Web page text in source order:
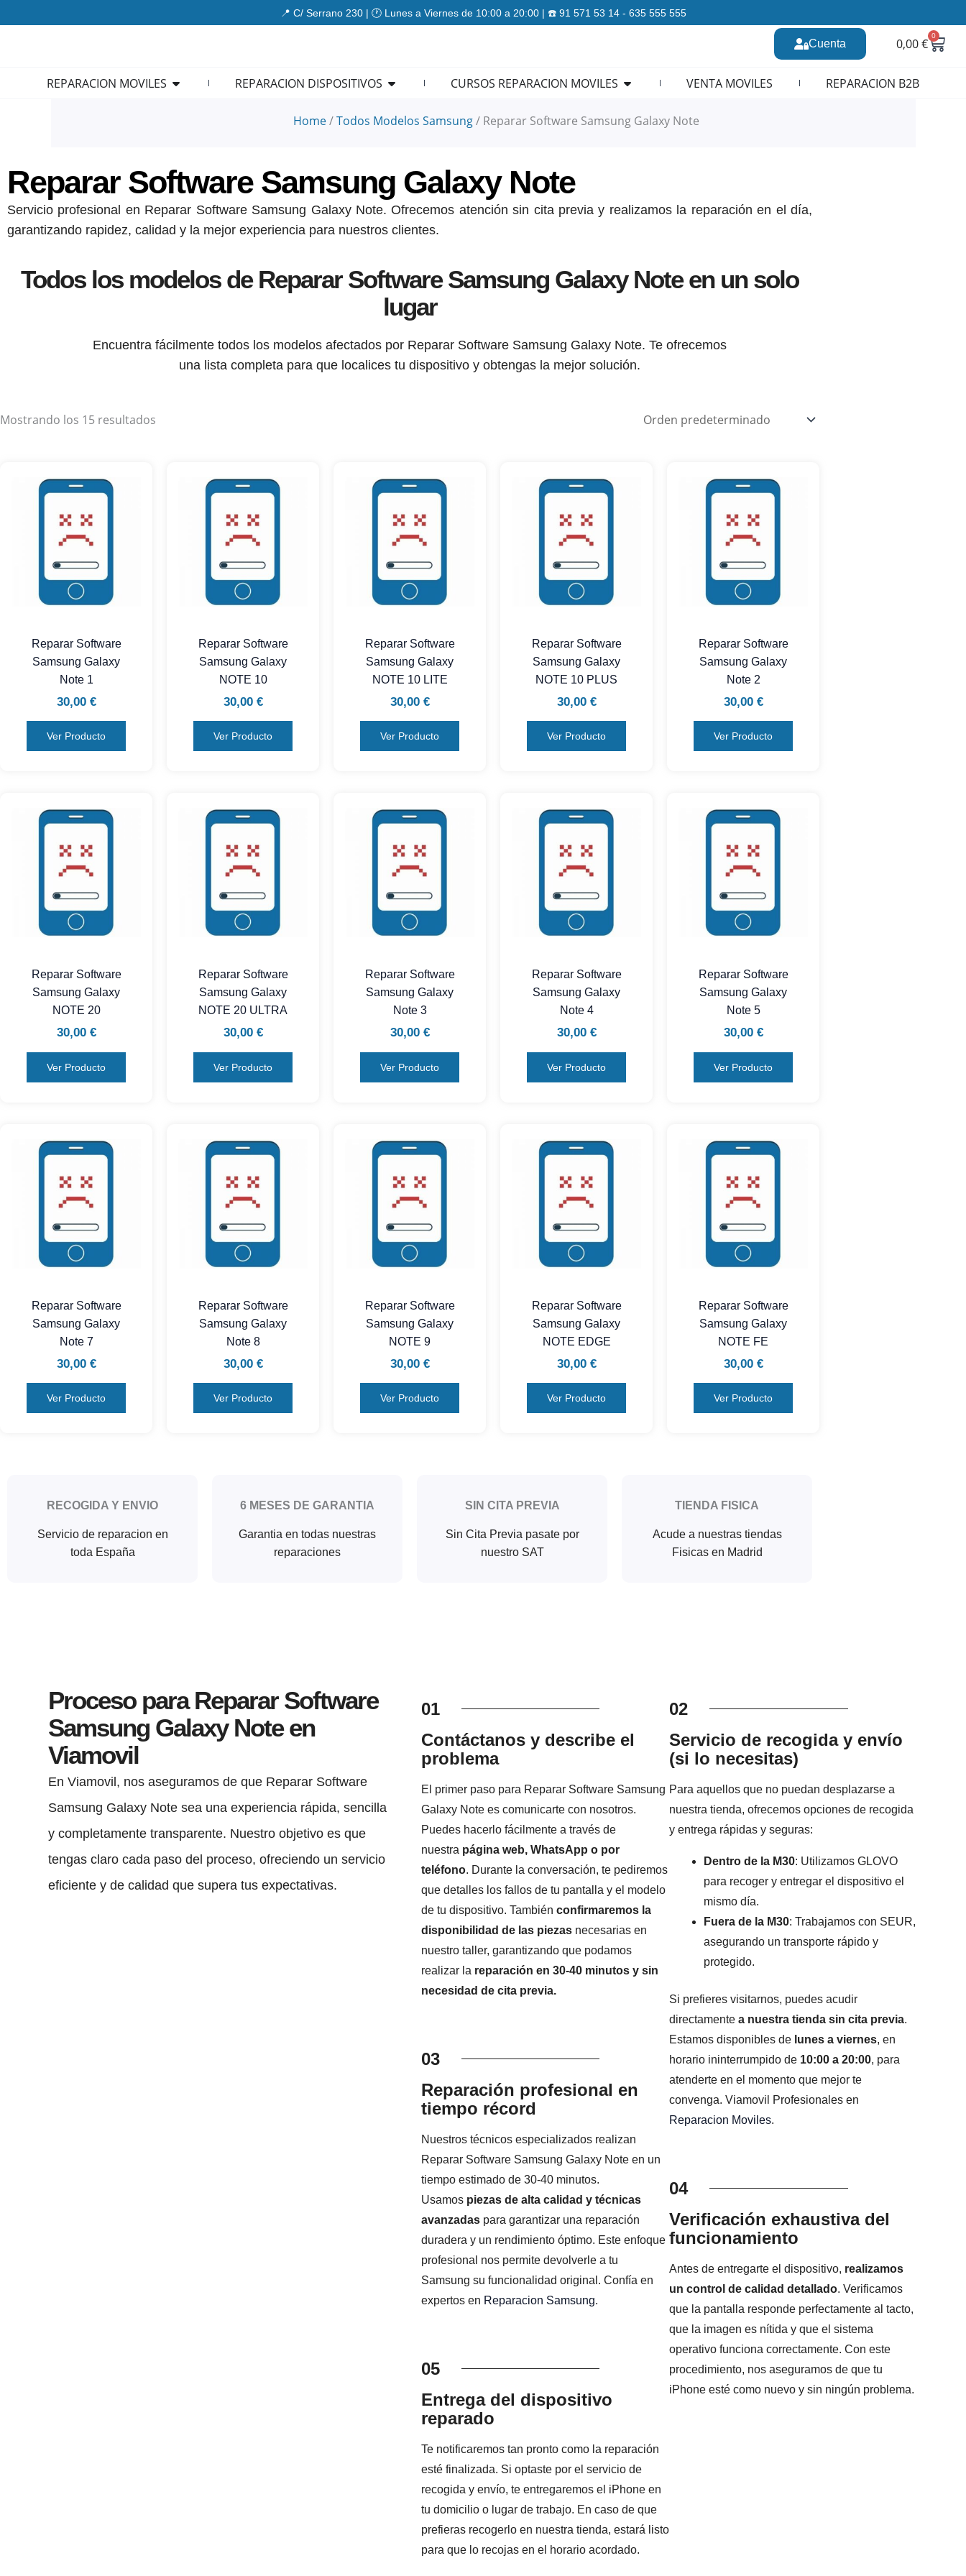
al
📍 C/ Serrano 230 | 🕐 Lunes a Viernes de 10:00 a 20:00 | ☎️ 91 571 53 14 - 635 555 555
Cuenta 0,00€
0
REPARACION MOVILES Open REPARACION MOVILES
REPARACION DISPOSITIVOS Open REPARACION DISPOSITIVOS
CURSOS REPARACION MOVILES Open CURSOS REPARACION MOVILES
VENTA MOVILES REPARACION B2B
Home/Todos Modelos Samsung/ Reparar Software Samsung Galaxy Note
Reparar Software Samsung Galaxy Note
Servicio profesional en Reparar Software Samsung Galaxy Note. Ofrecemos atención sin cita previa y realizamos la reparación en el día,
garantizando rapidez, calidad y la mejor experiencia para nuestros clientes.
Todos los modelos de Reparar Software Samsung Galaxy Note en un solo
lugar
Encuentra fácilmente todos los modelos afectados por Reparar Software Samsung Galaxy Note. Te ofrecemos
una lista completa para que localices tu dispositivo y obtengas la mejor solución.
Mostrando los 15 resultados
Reparar Software
Samsung Galaxy
Note 1
30,00 €
Ver Producto
Reparar Software
Samsung Galaxy
NOTE 10
30,00 €
Ver Producto
Reparar Software
Samsung Galaxy
NOTE 10 LITE
30,00 €
Ver Producto
Reparar Software
Samsung Galaxy
NOTE 10 PLUS
30,00 €
Ver Producto
Reparar Software
Samsung Galaxy
Note 2
30,00 €
Ver Producto
Reparar Software
Samsung Galaxy
NOTE 20
30,00 €
Ver Producto
Reparar Software
Samsung Galaxy
NOTE 20 ULTRA
30,00 €
Ver Producto
Reparar Software
Samsung Galaxy
Note 3
30,00 €
Ver Producto
Reparar Software
Samsung Galaxy
Note 4
30,00 €
Ver Producto
Reparar Software
Samsung Galaxy
Note 5
30,00 €
Ver Producto
Reparar Software
Samsung Galaxy
Note 7
30,00 €
Ver Producto
Reparar Software
Samsung Galaxy
Note 8
30,00 €
Ver Producto
Reparar Software
Samsung Galaxy
NOTE 9
30,00 €
Ver Producto
Reparar Software
Samsung Galaxy
NOTE EDGE
30,00 €
Ver Producto
Reparar Software
Samsung Galaxy
NOTE FE
30,00 €
Ver Producto
RECOGIDA Y ENVIO
Servicio de reparacion en
toda España
6 MESES DE GARANTIA
Garantia en todas nuestras
reparaciones
SIN CITA PREVIA
Sin Cita Previa pasate por
nuestro SAT
TIENDA FISICA
Acude a nuestras tiendas
Fisicas en Madrid
Proceso para Reparar Software
Samsung Galaxy Note en
Viamovil
En Viamovil, nos aseguramos de que Reparar Software
Samsung Galaxy Note sea una experiencia rápida, sencilla
y completamente transparente. Nuestro objetivo es que
tengas claro cada paso del proceso, ofreciendo un servicio
eficiente y de calidad que supera tus expectativas.
01
Contáctanos y describe el
problema
El primer paso para Reparar Software Samsung
Galaxy Note es comunicarte con nosotros.
Puedes hacerlo fácilmente a través de
nuestra página web, WhatsApp o por
teléfono. Durante la conversación, te pediremos
que detalles los fallos de tu pantalla y el modelo
de tu dispositivo. También confirmaremos la
disponibilidad de las piezasnecesarias en
nuestro taller, garantizando que podamos
realizar la reparación en 30-40 minutos y sin
necesidad de cita previa.
03
Reparación profesional en
tiempo récord
Nuestros técnicos especializados realizan
Reparar Software Samsung Galaxy Note en un
tiempo estimado de 30-40 minutos.
Usamos piezas de alta calidad y técnicas
avanzadaspara garantizar una reparación
duradera y un rendimiento óptimo. Este enfoque
profesional nos permite devolverle a tu
Samsung su funcionalidad original. Confía en
expertos en Reparacion Samsung.
05
Entrega del dispositivo
reparado
Te notificaremos tan pronto como la reparación
esté finalizada. Si optaste por el servicio de
recogida y envío, te entregaremos el iPhone en
tu domicilio o lugar de trabajo. En caso de que
prefieras recogerlo en nuestra tienda, estará listo
para que lo recojas en el horario acordado.
02
Servicio de recogida y envío
(si lo necesitas)
Para aquellos que no puedan desplazarse a
nuestra tienda, ofrecemos opciones de recogida
y entrega rápidas y seguras:
Dentro de la M30: Utilizamos GLOVO
para recoger y entregar el dispositivo el
mismo día.
Fuera de la M30: Trabajamos con SEUR,
asegurando un transporte rápido y
protegido.
Si prefieres visitarnos, puedes acudir
directamentea nuestra tienda sin cita previa.
Estamos disponibles de lunes a viernes, en
horario ininterrumpido de 10:00 a 20:00, para
atenderte en el momento que mejor te
convenga. Viamovil Profesionales en
Reparacion Moviles.
04
Verificación exhaustiva del
funcionamiento
Antes de entregarte el dispositivo, realizamos
un control de calidad detallado. Verificamos
que la pantalla responde perfectamente al tacto,
que la imagen es nítida y que el sistema
operativo funciona correctamente. Con este
procedimiento, nos aseguramos de que tu
iPhone esté como nuevo y sin ningún problema.